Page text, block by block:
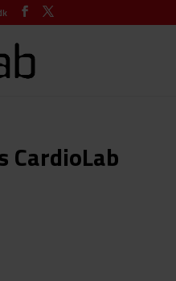
CardioLab